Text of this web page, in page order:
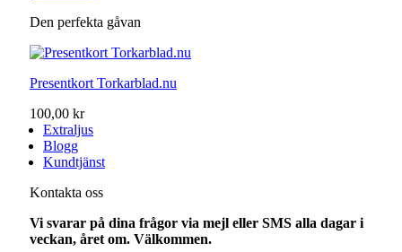
Den perfekta gåvan
Presentkort Torkarblad.nu
100,00 kr
Extraljus
Blogg
Kundtjänst
Kontakta oss
Vi svarar på dina frågor via mejl eller SMS alla dagar i
veckan, året om. Välkommen.